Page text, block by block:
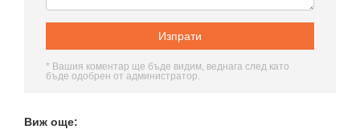
* Вашия коментар ще бъде видим, веднага след като
бъде одобрен от администратор.
Виж още: